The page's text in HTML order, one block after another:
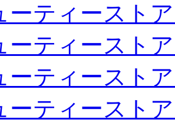
ーティースト
ーティースト
ーティースト
ーティースト